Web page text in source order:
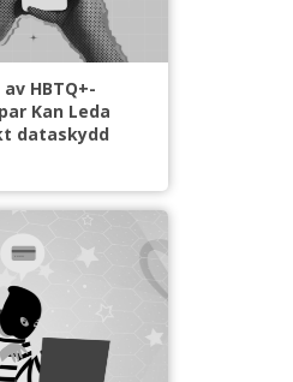
HBTQ+-
Kan Leda
dataskydd